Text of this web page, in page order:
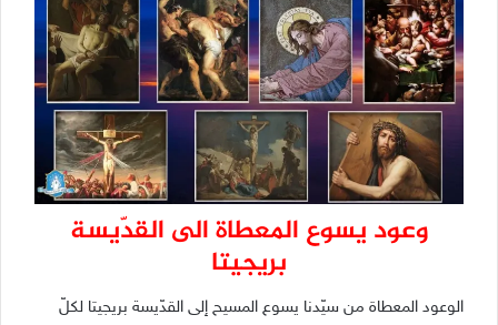
وعود يسوع المعطاة الى القدّيسة
بريجيتا
الوعود المعطاة من سيّدنا يسوع المسيح إلى القدّيسة بريجيتا لكلّ